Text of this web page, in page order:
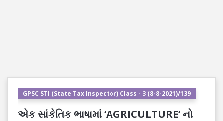
GPSC STI (State Tax Inspector) Class - 3 (8-8-2021)/139
એક સાંકેતિક ભાષામાં ‘AGRICULTURE’ નો